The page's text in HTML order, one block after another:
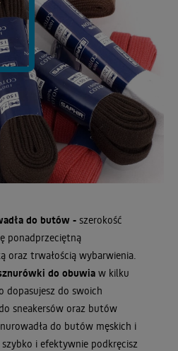
do butów - szerokość
ponadprzeciętną
oraz trwałością wybarwienia.
do obuwia w kilku
dopasujesz do swoich
sneakersów oraz butów
do butów męskich i
i efektywnie podkręcisz